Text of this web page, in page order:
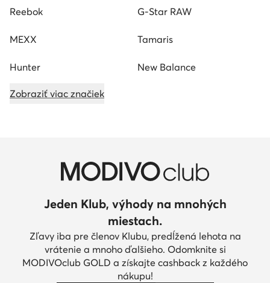
Reebok G-Star RAW
MEXX Tamaris
Hunter New Balance
Zobraziť viac značiek
Jeden Klub, výhody na mnohých
miestach.
Zľavy iba pre členov Klubu, predĺžená lehota na
vrátenie a mnoho ďalšieho. Odomknite si
MODIVOclub GOLD a získajte cashback z každého
nákupu!